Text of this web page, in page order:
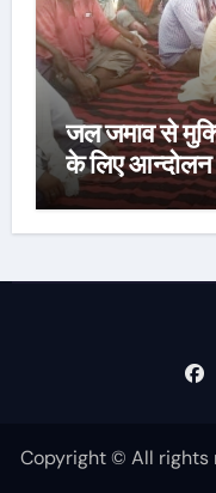
जल जमाव से
के लिए
Copyright © All rights